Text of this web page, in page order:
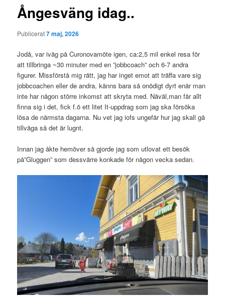
Ångesväng idag..
Publicerat7 maj, 2026
Jodå, var iväg på Curonovamöte igen, ca:2,5 mil enkel resa för
att tillbringa ~30 minuter med en ”jobbcoach” och 6-7 andra
figurer. Missförstå mig rätt, jag har inget emot att träffa vare sig
jobbcoachen eller de andra, känns bara så onödigt dyrt enär man
inte har någon större inkomst att skryta med. Nåväl,man får allt
finna sig i det, fick f.ö ett litet It-uppdrag som jag ska försöka
lösa de närmsta dagarna. Nu vet jag iofs ungefär hur jag skall gå
tillväga så det är lugnt.
Innan jag åkte hemöver så gjorde jag som utlovat ett besök
på”Gluggen” som dessvärre konkade för någon vecka sedan.